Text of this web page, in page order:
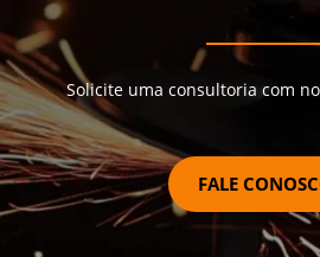
Solicite uma consultoria com
FALE